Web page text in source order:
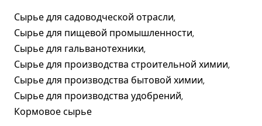
Сырье для садоводческой отрасли,
Сырье для пищевой промышленности,
Сырье для гальванотехники,
Сырье для производства строительной химии,
Сырье для производства бытовой химии,
Сырье для производства удобрений,
Кормовое сырье